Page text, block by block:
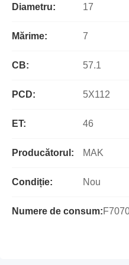
Diametru: 17
Mărime: 7
CB: 57.1
PCD: 5X112
ET: 46
Producătorul: MAK
Condiție: Nou
Numere de consum: